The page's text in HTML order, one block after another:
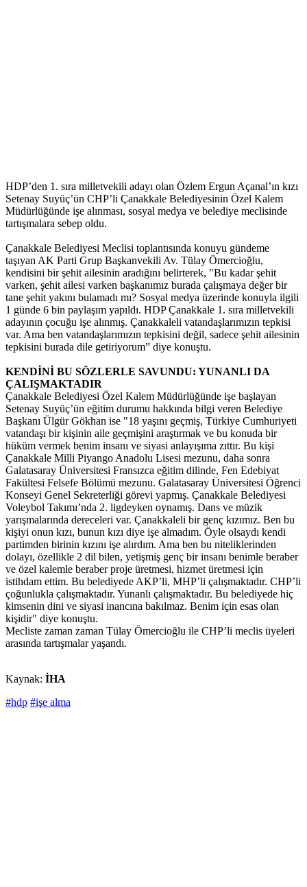
HDP’den 1. sıra milletvekili adayı olan Özlem Ergun Açanal’ın kızı
Setenay Suyüç’ün CHP’li Çanakkale Belediyesinin Özel Kalem
Müdürlüğünde işe alınması, sosyal medya ve belediye meclisinde
tartışmalara sebep oldu.
Çanakkale Belediyesi Meclisi toplantısında konuyu gündeme
taşıyan AK Parti Grup Başkanvekili Av. Tülay Ömercioğlu,
kendisini bir şehit ailesinin aradığını belirterek, "Bu kadar şehit
varken, şehit ailesi varken başkanımız burada çalışmaya değer bir
tane şehit yakını bulamadı mı? Sosyal medya üzerinde konuyla ilgili
1 günde 6 bin paylaşım yapıldı. HDP Çanakkale 1. sıra milletvekili
adayının çocuğu işe alınmış. Çanakkaleli vatandaşlarımızın tepkisi
var. Ama ben vatandaşlarımızın tepkisini değil, sadece şehit ailesinin
tepkisini burada dile getiriyorum” diye konuştu.
KENDİNİ BU SÖZLERLE SAVUNDU: YUNANLI DA
ÇALIŞMAKTADIR
Çanakkale Belediyesi Özel Kalem Müdürlüğünde işe başlayan
Setenay Suyüç’ün eğitim durumu hakkında bilgi veren Belediye
Başkanı Ülgür Gökhan ise "18 yaşını geçmiş, Türkiye Cumhuriyeti
vatandaşı bir kişinin aile geçmişini araştırmak ve bu konuda bir
hüküm vermek benim insanı ve siyasi anlayışıma zıttır. Bu kişi
Çanakkale Milli Piyango Anadolu Lisesi mezunu, daha sonra
Galatasaray Üniversitesi Fransızca eğitim dilinde, Fen Edebiyat
Fakültesi Felsefe Bölümü mezunu. Galatasaray Üniversitesi Öğrenci
Konseyi Genel Sekreterliği görevi yapmış. Çanakkale Belediyesi
Voleybol Takımı’nda 2. ligdeyken oynamış. Dans ve müzik
yarışmalarında dereceleri var. Çanakkaleli bir genç kızımız. Ben bu
kişiyi onun kızı, bunun kızı diye işe almadım. Öyle olsaydı kendi
partimden birinin kızını işe alırdım. Ama ben bu niteliklerinden
dolayı, özellikle 2 dil bilen, yetişmiş genç bir insanı benimle beraber
ve özel kalemle beraber proje üretmesi, hizmet üretmesi için
istihdam ettim. Bu belediyede AKP’li, MHP’li çalışmaktadır. CHP’li
çoğunlukla çalışmaktadır. Yunanlı çalışmaktadır. Bu belediyede hiç
kimsenin dini ve siyasi inancına bakılmaz. Benim için esas olan
kişidir" diye konuştu.
Mecliste zaman zaman Tülay Ömercioğlu ile CHP’li meclis üyeleri
arasında tartışmalar yaşandı.
Kaynak: İHA
#hdp #işe alma